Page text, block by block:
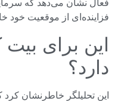
فعال نشان می‌دهد که
فزاینده‌ای از موقعیت خود
این برای
دارد؟
این تحلیلگر خاطرنشان